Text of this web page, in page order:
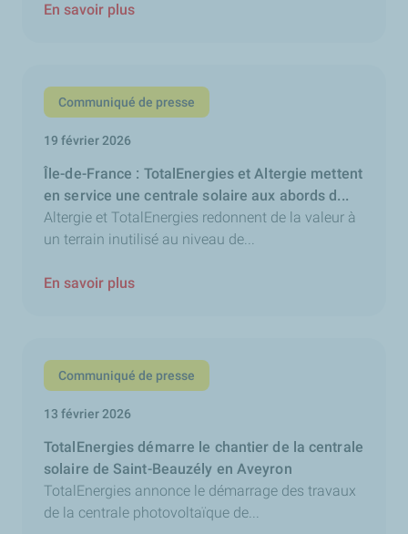
En savoir plus
Communiqué de presse
19 février 2026
Île-de-France : TotalEnergies et Altergie mettent
en service une centrale solaire aux abords d...
Altergie et TotalEnergies redonnent de la valeur à
un terrain inutilisé au niveau de...
En savoir plus
Communiqué de presse
13 février 2026
TotalEnergies démarre le chantier de la centrale
solaire de Saint-Beauzély en Aveyron
TotalEnergies annonce le démarrage des travaux
de la centrale photovoltaïque de...